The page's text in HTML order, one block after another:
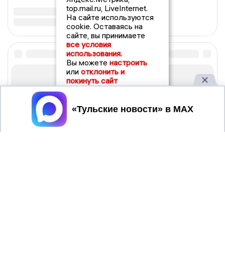
top.mail.ru, LiveInternet.
На сайте используются
cookie. Оставаясь на
сайте, вы принимаете
все условия
использования.
Вы можете настроить
или отклонить и
покинуть сайт
Принять